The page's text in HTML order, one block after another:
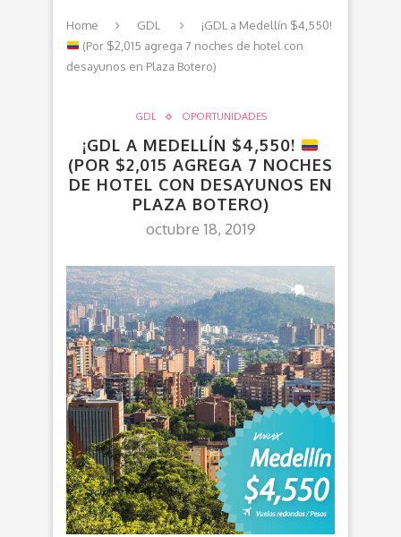
Home GDL
¡GDL a Medellín $4,550!
(Por $2,015 agrega 7 noches de hotel con
desayunos en Plaza Botero)
GDL OPORTUNIDADES
¡GDL A MEDELLÍN $4,550!
(POR $2,015 AGREGA 7 NOCHES
DE HOTEL CON DESAYUNOS EN
PLAZA BOTERO)
octubre 18, 2019